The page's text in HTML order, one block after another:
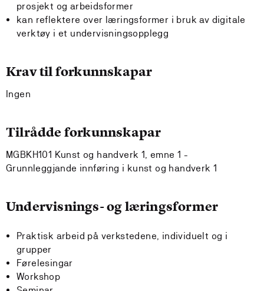
prosjekt og arbeidsformer
kan reflektere over læringsformer i bruk av digitale
verktøy i et undervisningsopplegg
Krav til forkunnskapar
Ingen
Tilrådde forkunnskapar
MGBKH101 Kunst og handverk 1, emne 1 -
Grunnleggjande innføring i kunst og handverk 1
Undervisnings- og læringsformer
Praktisk arbeid på verkstedene, individuelt og i
grupper
Førelesingar
Workshop